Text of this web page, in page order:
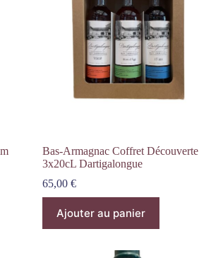
Bas-Armagnac Coffret Découverte
3x20cL Dartigalongue
65,00 €
Ajouter au panier